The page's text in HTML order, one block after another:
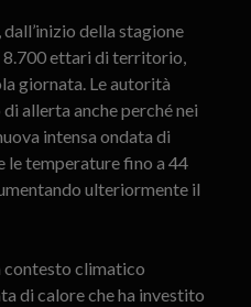
della stagione
8.700 ettari di territorio,
giornata. Le autorità
allerta anche perché nei
intensa ondata di
temperature fino a 44
ulteriormente il
contesto climatico
di calore che ha investito